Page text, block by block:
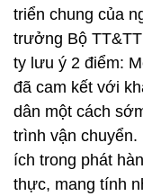
triển chung của
trưởng Bộ
ty lưu ý 2 điểm:
đã cam kết với
dân một cách
trình vận
ích trong phát
thực, mang tính